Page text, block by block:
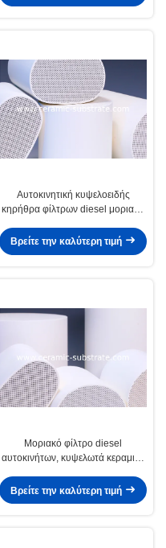
Αυτοκινητική κυψελοειδής
κηρήθρα φίλτρων diesel μοριακή
Βρείτε την καλύτερη τιμή
Μοριακό φίλτρο diesel
αυτοκινήτων, κυψελωτά κεραμικά
υποστήριξη
Βρείτε την καλύτερη τιμή